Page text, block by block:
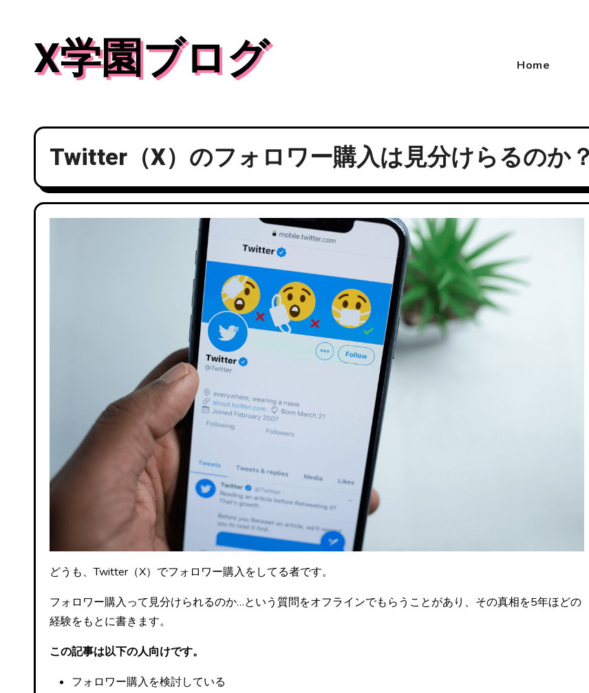
X学園ブログ Home
Twitter（X）のフォロワー購入は見分けらるのか
どうも、Twitter（X）でフォロワー購入をしてる者です。
フォロワー購入って見分けられるのか…という質問をオフラインでもらうことがあり、その真相を5年ほどの
経験をもとに書きます。
この記事は以下の人向けです。
フォロワー購入を検討している